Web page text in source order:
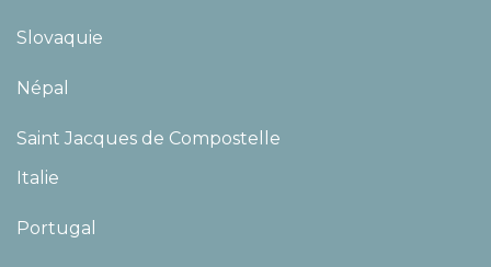
Slovaquie
Népal
Saint Jacques de Compostelle
Italie
Portugal